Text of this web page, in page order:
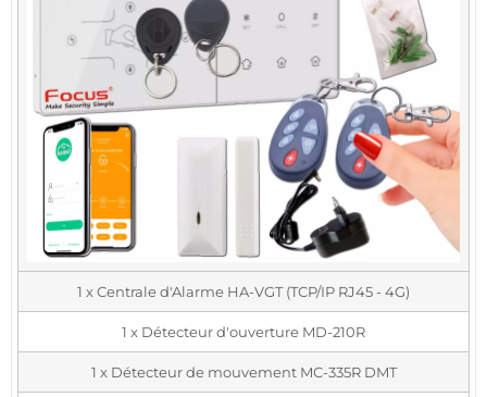
1 x Centrale d'Alarme HA-VGT (TCP/IP RJ45 - 4G)
1 x Détecteur d'ouverture MD-210R
1 x Détecteur de mouvement MC-335R DMT